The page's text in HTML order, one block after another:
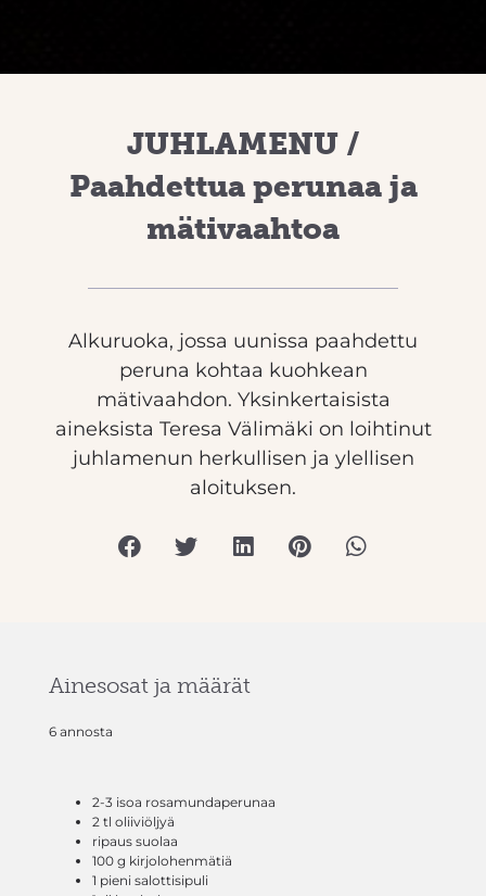
JUHLAMENU /
Paahdettua perunaa ja
mätivaahtoa
Alkuruoka, jossa uunissa paahdettu
peruna kohtaa kuohkean
mätivaahdon. Yksinkertaisista
aineksista Teresa Välimäki on loihtinut
juhlamenun herkullisen ja ylellisen
aloituksen.
Ainesosat ja määrät
6 annosta
2-3 isoa rosamundaperunaa
2 tl oliiviöljyä
ripaus suolaa
100 g kirjolohenmätiä
1 pieni salottisipuli